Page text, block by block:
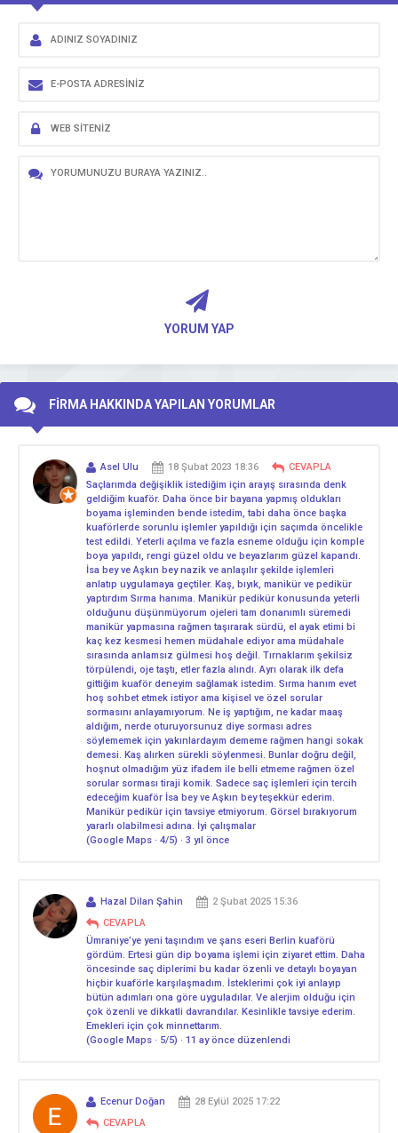
YORUM YAP
FİRMA HAKKINDA YAPILAN YORUMLAR
Asel Ulu 18 Şubat 2023 18:36
CEVAPLA
Saçlarımda değişiklik istediğim için arayış sırasında denk
geldiğim kuaför. Daha önce bir bayana yapmış oldukları
boyama işleminden bende istedim, tabi daha önce başka
kuaförlerde sorunlu işlemler yapıldığı için saçımda öncelikle
test edildi. Yeterli açılma ve fazla esneme olduğu için komple
boya yapıldı, rengi güzel oldu ve beyazlarım güzel kapandı.
İsa bey ve Aşkın bey nazik ve anlaşılır şekilde işlemleri
anlatıp uygulamaya geçtiler. Kaş, bıyık, manikür ve pedikür
yaptırdım Sırma hanıma. Manikür pedikür konusunda yeterli
olduğunu düşünmüyorum ojeleri tam donanımlı süremedi
manikür yapmasına rağmen taşırarak sürdü, el ayak etimi bi
kaç kez kesmesi hemen müdahale ediyor ama müdahale
sırasında anlamsız gülmesi hoş değil. Tırnaklarım şekilsiz
törpülendi, oje taştı, etler fazla alındı. Ayrı olarak ilk defa
gittiğim kuaför deneyim sağlamak istedim. Sırma hanım evet
hoş sohbet etmek istiyor ama kişisel ve özel sorular
sormasını anlayamıyorum. Ne iş yaptığım, ne kadar maaş
aldığım, nerde oturuyorsunuz diye sorması adres
söylememek için yakınlardayım dememe rağmen hangi sokak
demesi. Kaş alırken sürekli söylenmesi. Bunlar doğru değil,
hoşnut olmadığım yüz ifadem ile belli etmeme rağmen özel
sorular sorması tiraji komik. Sadece saç işlemleri için tercih
edeceğim kuaför İsa bey ve Aşkın bey teşekkür ederim.
Manikür pedikür için tavsiye etmiyorum. Görsel bırakıyorum
yararlı olabilmesi adına. İyi çalışmalar
(Google Maps · 4/5) · 3 yıl önce
Hazal Dilan Şahin
2 Şubat 2025 15:36
CEVAPLA
Ümraniye’ye yeni taşındım ve şans eseri Berlin kuaförü
gördüm. Ertesi gün dip boyama işlemi için ziyaret ettim. Daha
öncesinde saç diplerimi bu kadar özenli ve detaylı boyayan
hiçbir kuaförle karşılaşmadım. İsteklerimi çok iyi anlayıp
bütün adımları ona göre uyguladılar. Ve alerjim olduğu için
çok özenli ve dikkatli davrandılar. Kesinlikle tavsiye ederim.
Emekleri için çok minnettarım.
(Google Maps · 5/5) · 11 ay önce düzenlendi
Ecenur Doğan
28 Eylül 2025 17:22
CEVAPLA